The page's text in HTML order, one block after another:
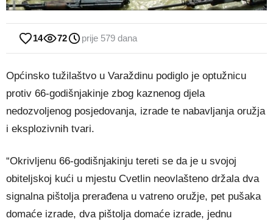
14 72 prije 579 dana
Općinsko tužilaštvo u Varaždinu podiglo je optužnicu
protiv 66-godišnjakinje zbog kaznenog djela
nedozvoljenog posjedovanja, izrade te nabavljanja oružja
i eksplozivnih tvari.
“Okrivljenu 66-godišnjakinju tereti se da je u svojoj
obiteljskoj kući u mjestu Cvetlin neovlašteno držala dva
signalna pištolja prerađena u vatreno oružje, pet pušaka
domaće izrade, dva pištolja domaće izrade, jednu